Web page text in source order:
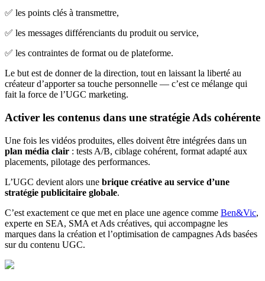
✅ les points clés à transmettre,
✅ les messages différenciants du produit ou service,
✅ les contraintes de format ou de plateforme.
Le but est de donner de la direction, tout en laissant la liberté au
créateur d’apporter sa touche personnelle — c’est ce mélange qui
fait la force de l’UGC marketing.
Activer les contenus dans une stratégie Ads cohérente
Une fois les vidéos produites, elles doivent être intégrées dans un
plan média clair : tests A/B, ciblage cohérent, format adapté aux
placements, pilotage des performances.
L’UGC devient alors une brique créative au service d’une
stratégie publicitaire globale.
C’est exactement ce que met en place une agence comme Ben&Vic,
experte en SEA, SMA et Ads créatives, qui accompagne les
marques dans la création et l’optimisation de campagnes Ads basées
sur du contenu UGC.